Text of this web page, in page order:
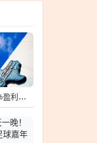
营收暴涨389%盈利近亿元，ARR大增410%！迅策打开企业AI数据基建增长新空间